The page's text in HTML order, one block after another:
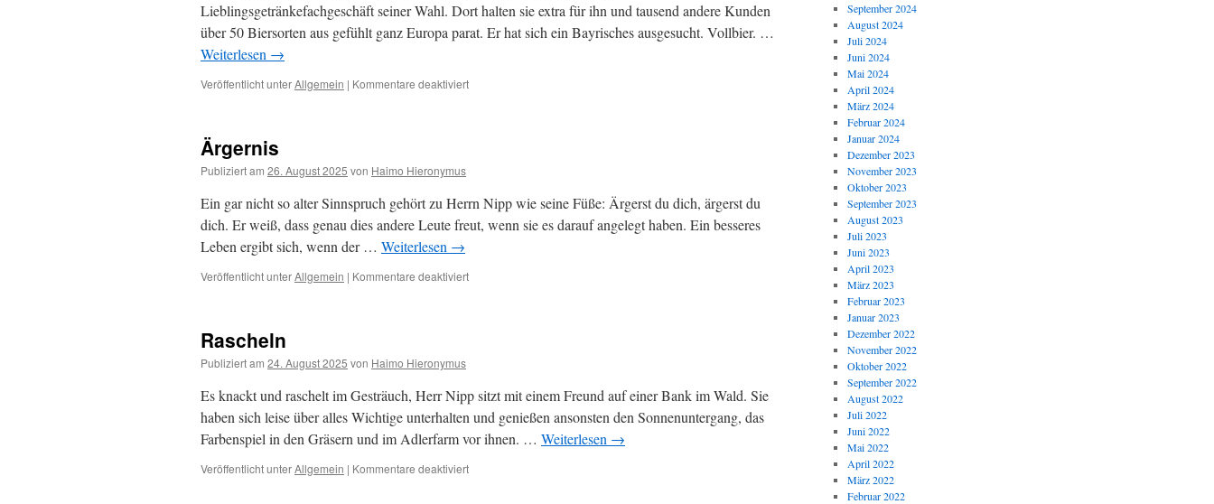
Lieblingsgetränkefachgeschäft seiner Wahl. Dort halten sie extra für ihn und tausend andere Kunden
über 50 Biersorten aus gefühlt ganz Europa parat. Er hat sich ein Bayrisches ausgesucht. Vollbier. …
Weiterlesen →
Veröffentlicht unterAllgemein | Kommentare deaktiviertfür
Ärgernis
Publiziert am 26. August 2025 von Haimo Hieronymus
Ein gar nicht so alter Sinnspruch gehört zu Herrn Nipp wie seine Füße: Ärgerst du dich, ärgerst du
dich. Er weiß, dass genau dies andere Leute freut, wenn sie es darauf angelegt haben. Ein besseres
Leben ergibt sich, wenn der … Weiterlesen →
Veröffentlicht unterAllgemein | Kommentare deaktiviertfür
Rascheln
Publiziert am 24. August 2025 von Haimo Hieronymus
Es knackt und raschelt im Gesträuch, Herr Nipp sitzt mit einem Freund auf einer Bank im Wald. Sie
haben sich leise über alles Wichtige unterhalten und genießen ansonsten den Sonnenuntergang, das
Farbenspiel in den Gräsern und im Adlerfarm vor ihnen. … Weiterlesen →
Veröffentlicht unterAllgemein | Kommentare deaktiviertfür
September 2024
August 2024
Juli 2024
Juni 2024
Mai 2024
April 2024
März 2024
Februar 2024
Januar 2024
Dezember 2023
November 2023
Oktober 2023
September 2023
August 2023
Juli 2023
Juni 2023
April 2023
März 2023
Februar 2023
Januar 2023
Dezember 2022
November 2022
Oktober 2022
September 2022
August 2022
Juli 2022
Juni 2022
Mai 2022
April 2022
März 2022
Februar 2022